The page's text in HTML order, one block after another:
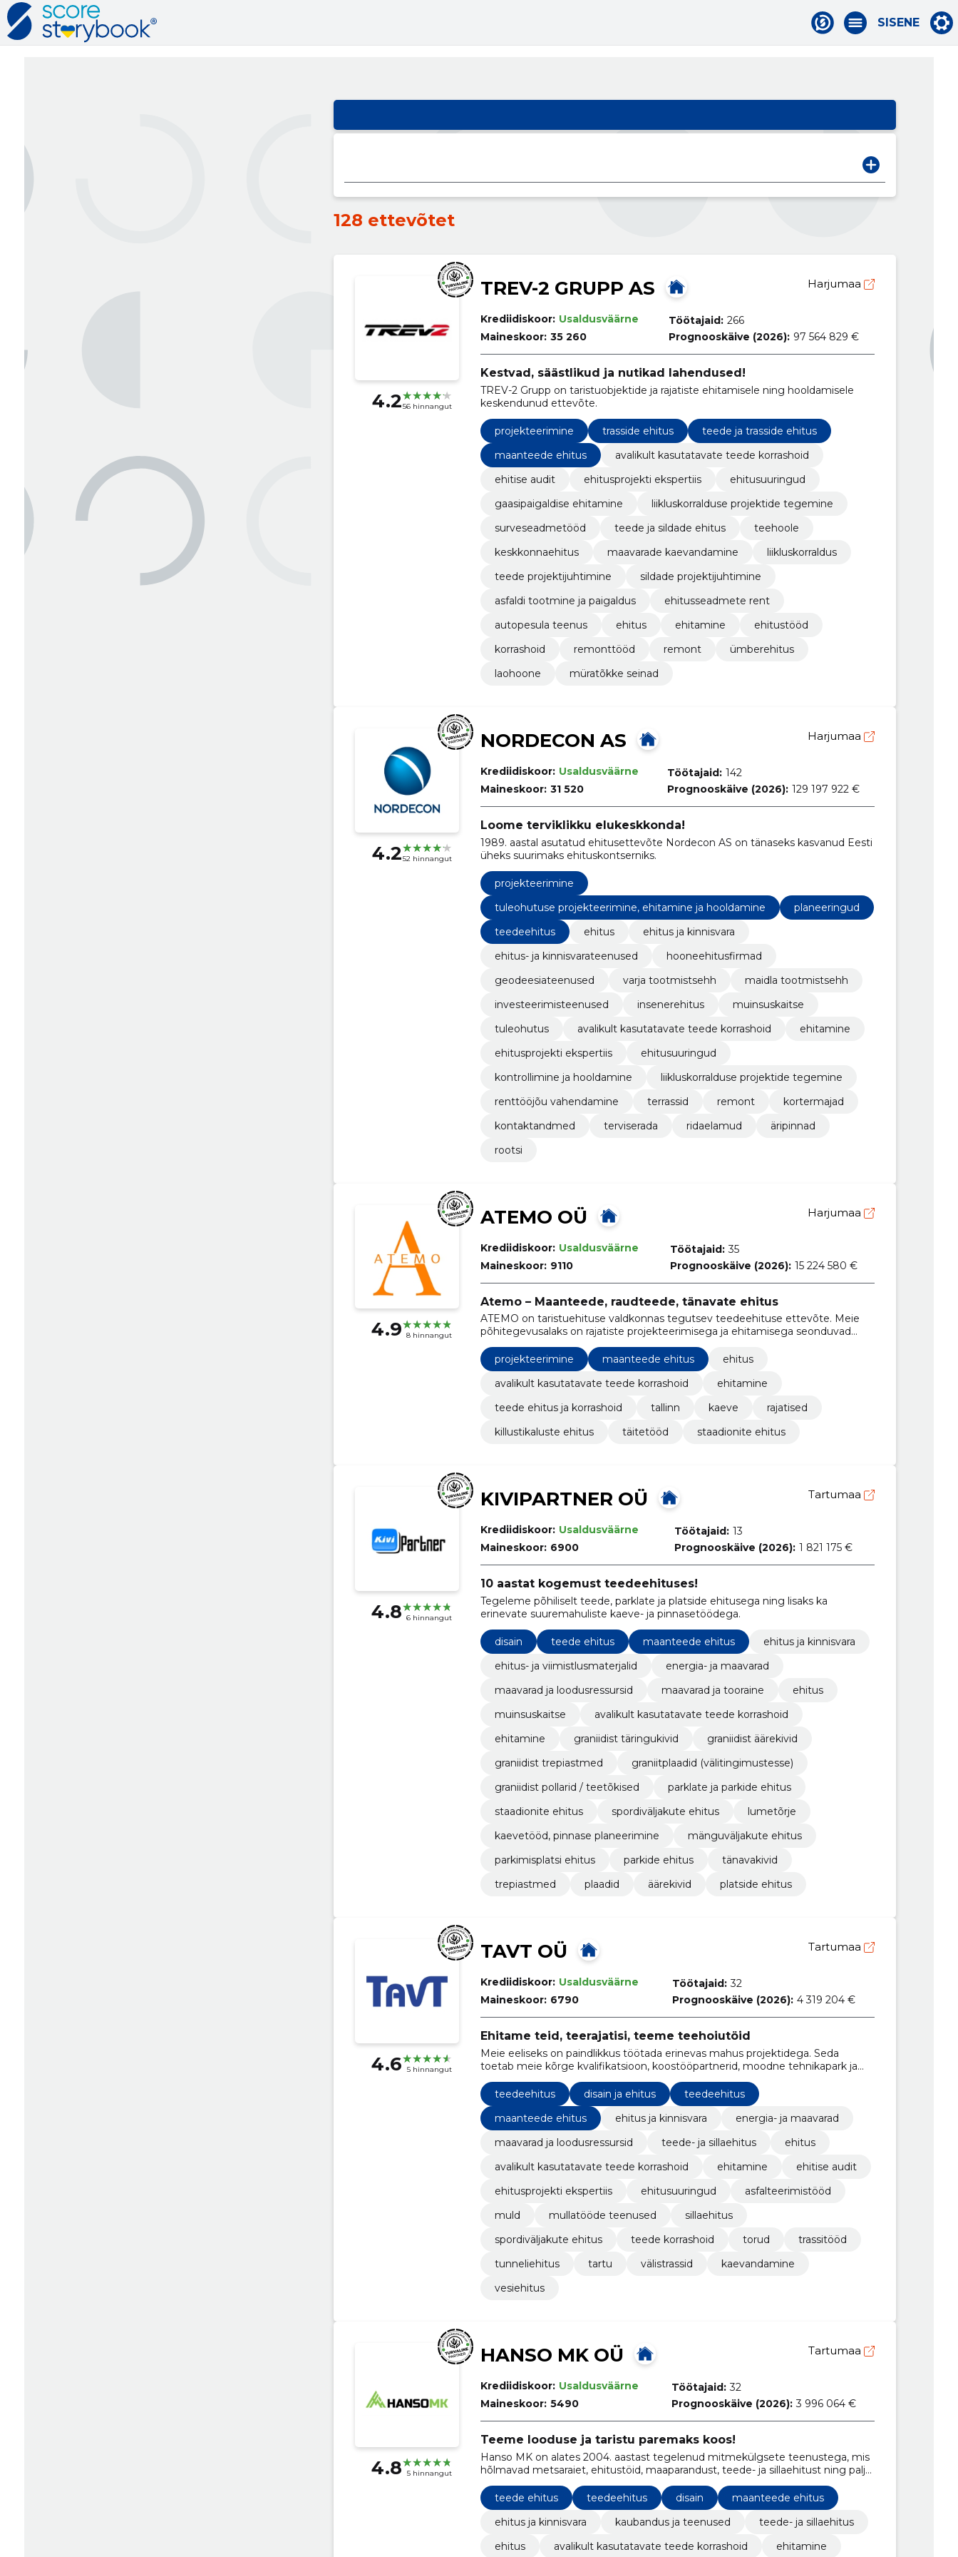
SISENE
128 ettevõtet
4.256 hinnangut
TREV-2 GRUPP AS Harjumaa
Krediidiskoor: Usaldusväärne
Maineskoor: 35 260
Töötajaid: 266
Prognooskäive (2026): 97 564 829 €
Kestvad, säästlikud ja nutikad lahendused!
TREV-2 Grupp on taristuobjektide ja rajatiste ehitamisele ning hooldamisele
keskendunud ettevõte.
projekteerimine trasside ehitus
teede ja trasside ehitus
maanteede ehitus
avalikult kasutatavate teede korrashoid
ehitise audit
ehitusprojekti ekspertiis
ehitusuuringud
gaasipaigaldise ehitamine
liikluskorralduse projektide tegemine
surveseadmetööd
teede ja sildade ehitus
teehoole
keskkonnaehitus
maavarade kaevandamine
liikluskorraldus
teede projektijuhtimine
sildade projektijuhtimine
asfaldi tootmine ja paigaldus
ehitusseadmete rent
autopesula teenus
ehitus ehitamine
ehitustööd
korrashoid
remonttööd remont
ümberehitus
laohoone
müratõkke seinad
4.252 hinnangut
NORDECON AS Harjumaa
Krediidiskoor: Usaldusväärne
Maineskoor: 31 520
Töötajaid: 142
Prognooskäive (2026): 129 197 922 €
Loome terviklikku elukeskkonda!
1989. aastal asutatud ehitusettevõte Nordecon AS on tänaseks kasvanud Eesti
üheks suurimaks ehituskontserniks.
projekteerimine
tuleohutuse projekteerimine, ehitamine ja hooldamine
planeeringud
teedeehitus
ehitus
ehitus ja kinnisvara
ehitus- ja kinnisvarateenused
hooneehitusfirmad
geodeesiateenused
varja tootmistsehh
maidla tootmistsehh
investeerimisteenused
insenerehitus
muinsuskaitse
tuleohutus
avalikult kasutatavate teede korrashoid
ehitamine
ehitusprojekti ekspertiis
ehitusuuringud
kontrollimine ja hooldamine
liikluskorralduse projektide tegemine
renttööjõu vahendamine
terrassid remont
kortermajad
kontaktandmed
terviserada ridaelamud
äripinnad
rootsi
4.9 8 hinnangut
ATEMO OÜ Harjumaa
Krediidiskoor: Usaldusväärne
Maineskoor: 9110
Töötajaid: 35
Prognooskäive (2026): 15 224 580 €
Atemo – Maanteede, raudteede, tänavate ehitus
ATEMO on taristuehituse valdkonnas tegutsev teedeehituse ettevõte. Meie
põhitegevusalaks on rajatiste projekteerimisega ja ehitamisega seonduvad
tegevused.
projekteerimine
maanteede ehitus
ehitus
avalikult kasutatavate teede korrashoid
ehitamine
teede ehitus ja korrashoid
tallinn kaeve
rajatised
killustikaluste ehitus
täitetööd staadionite ehitus
4.8 6 hinnangut
KIVIPARTNER OÜ Tartumaa
Krediidiskoor: Usaldusväärne
Maineskoor: 6900
Töötajaid: 13
Prognooskäive (2026): 1 821 175 €
10 aastat kogemust teedeehituses!
Tegeleme põhiliselt teede, parklate ja platside ehitusega ning lisaks ka
erinevate suuremahuliste kaeve- ja pinnasetöödega.
disain teede ehitus maanteede ehitus
ehitus ja kinnisvara
ehitus- ja viimistlusmaterjalid
energia- ja maavarad
maavarad ja loodusressursid
maavarad ja tooraine
ehitus
muinsuskaitse
avalikult kasutatavate teede korrashoid
ehitamine
graniidist täringukivid
graniidist äärekivid
graniidist trepiastmed
graniitplaadid (välitingimustesse)
graniidist pollarid / teetõkised
parklate ja parkide ehitus
staadionite ehitus
spordiväljakute ehitus
lumetõrje
kaevetööd, pinnase planeerimine
mänguväljakute ehitus
parkimisplatsi ehitus
parkide ehitus
tänavakivid
trepiastmed
plaadid äärekivid platside ehitus
4.6 5 hinnangut
TAVT OÜ Tartumaa
Krediidiskoor: Usaldusväärne
Maineskoor: 6790
Töötajaid: 32
Prognooskäive (2026): 4 319 204 €
Ehitame teid, teerajatisi, teeme teehoiutöid
Meie eeliseks on paindlikkus töötada erinevas mahus projektidega. Seda
toetab meie kõrge kvalifikatsioon, koostööpartnerid, moodne tehnikapark ja
kogemus.
teedeehitus
disain ja ehitus
teedeehitus
maanteede ehitus
ehitus ja kinnisvara
energia- ja maavarad
maavarad ja loodusressursid
teede- ja sillaehitus
ehitus
avalikult kasutatavate teede korrashoid
ehitamine
ehitise audit
ehitusprojekti ekspertiis
ehitusuuringud
asfalteerimistööd
muld
mullatööde teenused
sillaehitus
spordiväljakute ehitus
teede korrashoid torud
trassitööd
tunneliehitus
tartu välistrassid
kaevandamine
vesiehitus
4.8 5 hinnangut
HANSO MK OÜ Tartumaa
Krediidiskoor: Usaldusväärne
Maineskoor: 5490
Töötajaid: 32
Prognooskäive (2026): 3 996 064 €
Teeme looduse ja taristu paremaks koos!
Hanso MK on alates 2004. aastast tegelenud mitmekülgsete teenustega, mis
hõlmavad metsaraiet, ehitustöid, maaparandust, teede- ja sillaehitust ning palju
muud, pakkudes professionaalset abi metsa- ja põllumajandusvaldkonnas ning
infrastruktuuriarenduses.
teede ehitus teedeehitus disain
maanteede ehitus
ehitus ja kinnisvara
kaubandus ja teenused
teede- ja sillaehitus
ehitus
avalikult kasutatavate teede korrashoid ehitamine